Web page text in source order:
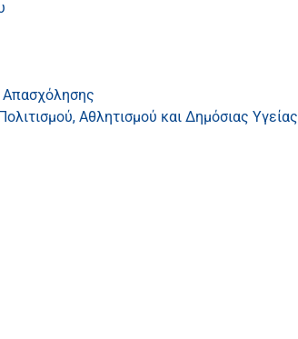
Απασχόλησης
Αθλητισμού και Δημόσιας Υγείας